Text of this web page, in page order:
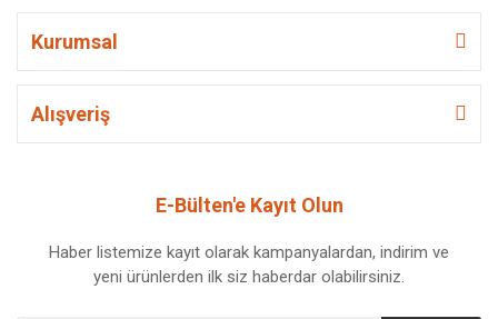
Kurumsal
Alışveriş
E-Bülten'e Kayıt Olun
Haber listemize kayıt olarak kampanyalardan, indirim ve
yeni ürünlerden ilk siz haberdar olabilirsiniz.